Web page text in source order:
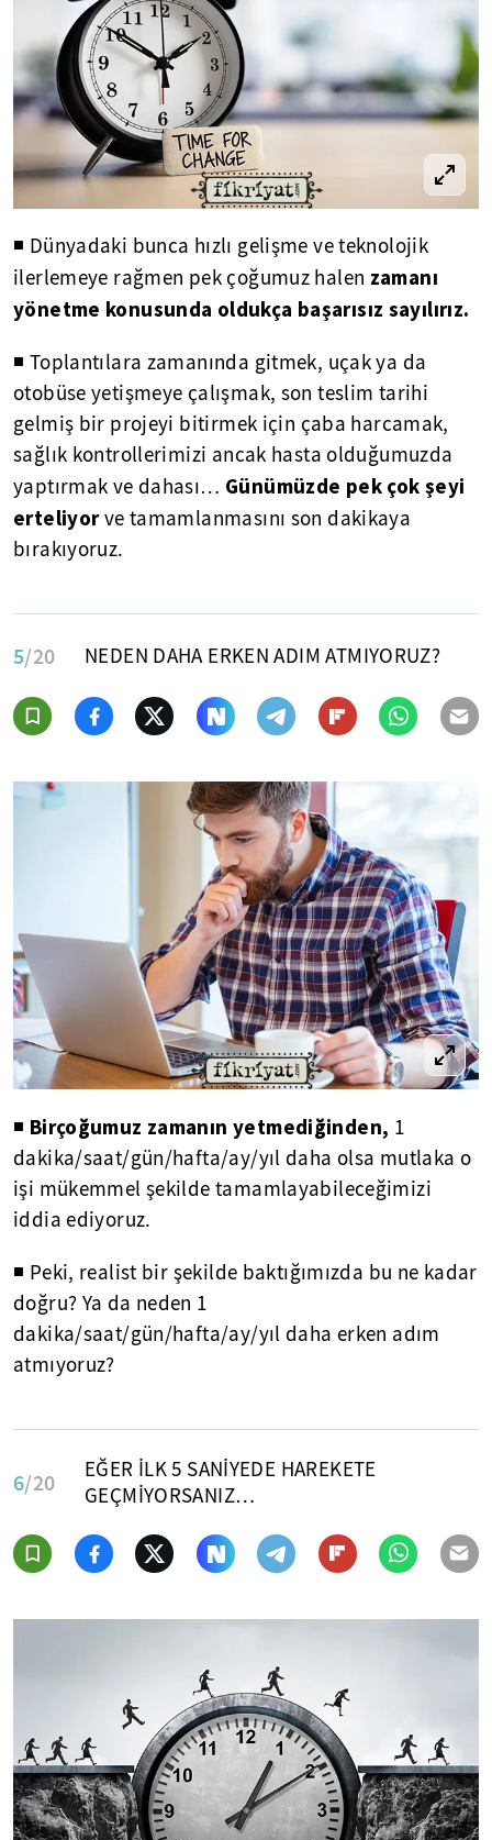
◾ Dünyadaki bunca hızlı gelişme ve teknolojik
ilerlemeye rağmen pek çoğumuz halen zamanı
yönetme konusunda oldukça başarısız sayılırız.
◾ Toplantılara zamanında gitmek, uçak ya da
otobüse yetişmeye çalışmak, son teslim tarihi
gelmiş bir projeyi bitirmek için çaba harcamak,
sağlık kontrollerimizi ancak hasta olduğumuzda
yaptırmak ve dahası… Günümüzde pek çok şeyi
erteliyorve tamamlanmasını son dakikaya
bırakıyoruz.
5/20 NEDEN DAHA ERKEN ADIM ATMIYORUZ?
◾ Birçoğumuz zamanın yetmediğinden, 1
dakika/saat/gün/hafta/ay/yıl daha olsa mutlaka o
işi mükemmel şekilde tamamlayabileceğimizi
iddia ediyoruz.
◾ Peki, realist bir şekilde baktığımızda bu ne kadar
doğru? Ya da neden 1
dakika/saat/gün/hafta/ay/yıl daha erken adım
atmıyoruz?
6/20
EĞER İLK 5 SANİYEDE HAREKETE
GEÇMİYORSANIZ…